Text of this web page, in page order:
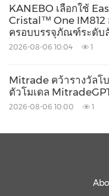
KANEBO เลือกใช้
Cristal™ One IM812
ครอบบรรจุภัณฑ์ระดับ
2026-08-06 10:04 1
Mitrade คว้ารางวัลโ
ตัวโมเดล
2026-08-06 10:00 1